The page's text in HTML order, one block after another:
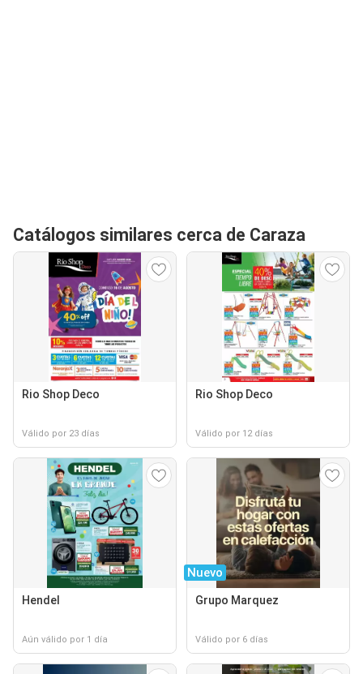
Catálogos similares cerca de Caraza
Rio Shop Deco
Válido por 23 días
Rio Shop Deco
Válido por 12 días
Hendel
Aún válido por 1 día
Nuevo
Grupo Marquez
Válido por 6 días